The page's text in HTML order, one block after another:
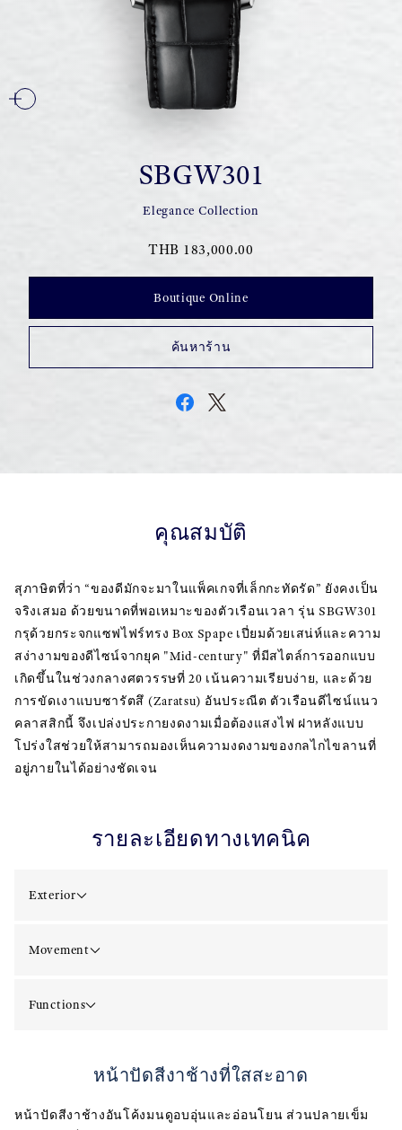
SBGW301
Elegance Collection
THB 183,000.00
Boutique Online
ค้นหาร้าน
คุณสมบัติ
สุภาษิตที่ว่า “ของดีมักจะมาในแพ็คเกจที่เล็กกะทัดรัด” ยังคงเป็น
จริงเสมอ ด้วยขนาดที่พอเหมาะของตัวเรือนเวลา รุ่น SBGW301
กรุด้วยกระจกแซฟไฟร์ทรง Box Spape เปี่ยมด้วยเสน่ห์และความ
สง่างามของดีไซน์จากยุค "Mid-century" ที่มีสไตล์การออกแบบ
เกิดขึ้นในช่วงกลางศตวรรษที่ 20 เน้นความเรียบง่าย, และด้วย
การขัดเงาแบบซารัตสึ (Zaratsu) อันประณีต ตัวเรือนดีไซน์แนว
คลาสสิกนี้ จึงเปล่งประกายงดงามเมื่อต้องแสงไฟ ฝาหลังแบบ
โปร่งใสช่วยให้สามารถมองเห็นความงดงามของกลไกไขลานที่
อยู่ภายในได้อย่างชัดเจน
รายละเอียดทางเทคนิค
Exterior
Movement
Functions
หน้าปัดสีงาช้างที่ใสสะอาด
หน้าปัดสีงาช้างอันโค้งมนดูอบอุ่นและอ่อนโยน ส่วนปลายเข็ม